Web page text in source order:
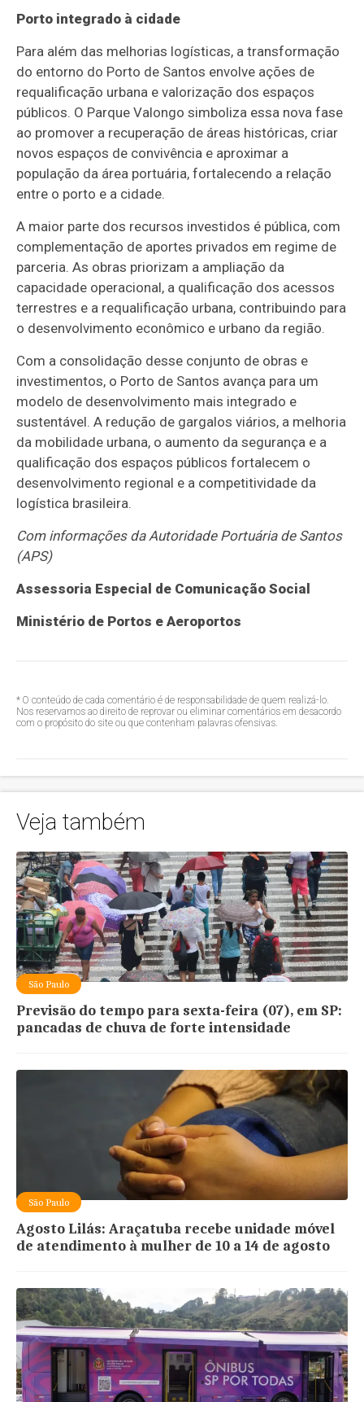
Porto integrado à cidade
Para além das melhorias logísticas, a transformação
do entorno do Porto de Santos envolve ações de
requalificação urbana e valorização dos espaços
públicos. O Parque Valongo simboliza essa nova fase
ao promover a recuperação de áreas históricas, criar
novos espaços de convivência e aproximar a
população da área portuária, fortalecendo a relação
entre o porto e a cidade.
A maior parte dos recursos investidos é pública, com
complementação de aportes privados em regime de
parceria. As obras priorizam a ampliação da
capacidade operacional, a qualificação dos acessos
terrestres e a requalificação urbana, contribuindo para
o desenvolvimento econômico e urbano da região.
Com a consolidação desse conjunto de obras e
investimentos, o Porto de Santos avança para um
modelo de desenvolvimento mais integrado e
sustentável. A redução de gargalos viários, a melhoria
da mobilidade urbana, o aumento da segurança e a
qualificação dos espaços públicos fortalecem o
desenvolvimento regional e a competitividade da
logística brasileira.
Com informações da Autoridade Portuária de Santos
(APS)
Assessoria Especial de Comunicação Social
Ministério de Portos e Aeroportos
* O conteúdo de cada comentário é de responsabilidade de quem realizá-lo.
Nos reservamos ao direito de reprovar ou eliminar comentários em desacordo
com o propósito do site ou que contenham palavras ofensivas.
Veja também
São Paulo
Previsão do tempo para sexta-feira (07), em SP:
pancadas de chuva de forte intensidade
São Paulo
Agosto Lilás: Araçatuba recebe unidade móvel
de atendimento à mulher de 10 a 14 de agosto